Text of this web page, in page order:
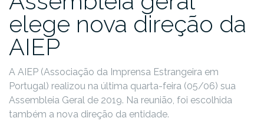
elege nova direção da
AIEP
A AIEP (Associação da Imprensa Estrangeira em
Portugal) realizou na última quarta-feira (05/06) sua
Assembleia Geral de 2019. Na reunião, foi escolhida
também a nova direção da entidade.